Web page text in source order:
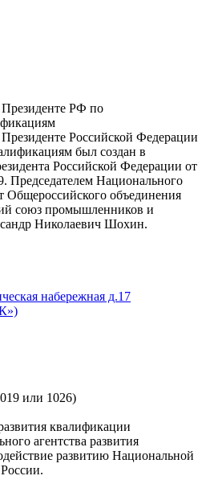
РФ по
Российской Федерации
был создан в
Российской Федерации от
Председателем Национального
Общероссийского объединения
союз промышленников и
Николаевич Шохин.
набережная д.17
или 1026)
квалификации
агентства развития
развитию Национальной